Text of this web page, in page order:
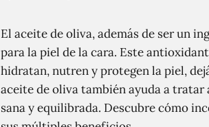
El aceite de oliva, además de ser un
para la piel de la cara. Este
hidratan, nutren y protegen la piel,
aceite de oliva también ayuda a tratar
sana y equilibrada. Descubre cómo